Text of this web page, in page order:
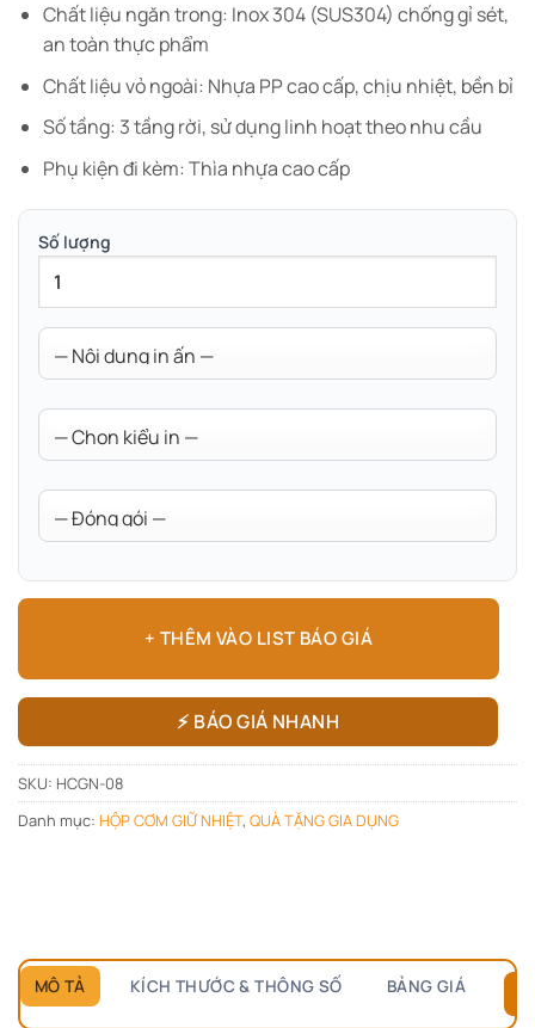
Chất liệu ngăn trong: Inox 304 (SUS304) chống gỉ sét,
an toàn thực phẩm
Chất liệu vỏ ngoài: Nhựa PP cao cấp, chịu nhiệt, bền bỉ
Số tầng: 3 tầng rời, sử dụng linh hoạt theo nhu cầu
Phụ kiện đi kèm: Thìa nhựa cao cấp
Số lượng
+ THÊM VÀO LIST BÁO GIÁ
⚡ BÁO GIÁ NHANH
SKU: HCGN-08
Danh mục: HỘP CƠM GIỮ NHIỆT, QUÀ TẶNG GIA DỤNG
MÔ TẢ KÍCH THƯỚC & THÔNG SỐ BẢNG GIÁ